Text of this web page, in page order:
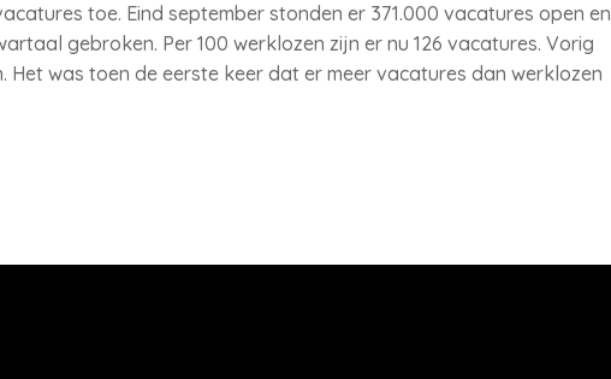
toe. Eind september stonden er 371.000 vacatures open en
gebroken. Per 100 werklozen zijn er nu 126 vacatures. Vorig
Het was toen de eerste keer dat er meer vacatures dan werklozen